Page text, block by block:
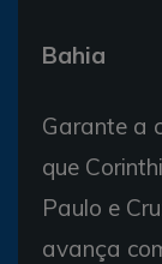
Bahia
Garante a
que
Paulo e
avança